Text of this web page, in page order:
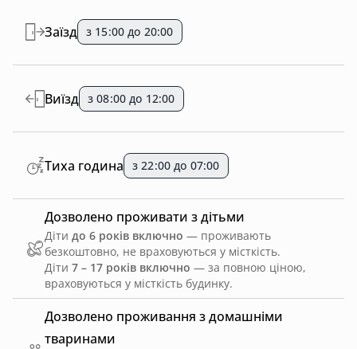
Дозволено проживання з домашніми
тваринами
Заїзд з 15:00 до 20:00
Виїзд з 08:00 до 12:00
Дозволено проживати з дітьми
Діти до 6 років включно — проживають
безкоштовно, не враховуються у місткість.
Діти 7 – 17 років включно — за повною ціною,
враховуються у місткість будинку.
Тиха година з 22:00 до 07:00